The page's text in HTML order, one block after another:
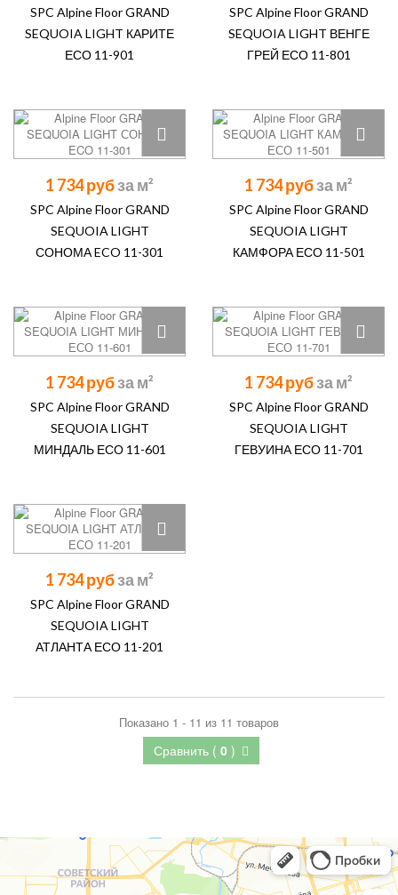
SPC Alpine Floor GRAND
SEQUOIA LIGHT КАРИТЕ
ЕСО 11-901
SPC Alpine Floor GRAND
SEQUOIA LIGHT ВЕНГЕ
ГРЕЙ ЕСО 11-801
1 734 руб
SPC Alpine Floor GRAND
SEQUOIA LIGHT
СОНОМА ECO 11-301
1 734 руб
SPC Alpine Floor GRAND
SEQUOIA LIGHT
КАМФОРА ЕСО 11-501
1 734 руб
SPC Alpine Floor GRAND
SEQUOIA LIGHT
МИНДАЛЬ ЕСО 11-601
1 734 руб
SPC Alpine Floor GRAND
SEQUOIA LIGHT
ГЕВУИНА ЕСО 11-701
1 734 руб
SPC Alpine Floor GRAND
SEQUOIA LIGHT
АТЛАНТА ЕСО 11-201
Сравнить ( 0 )
Показано 1 - 11 из 11 товаров